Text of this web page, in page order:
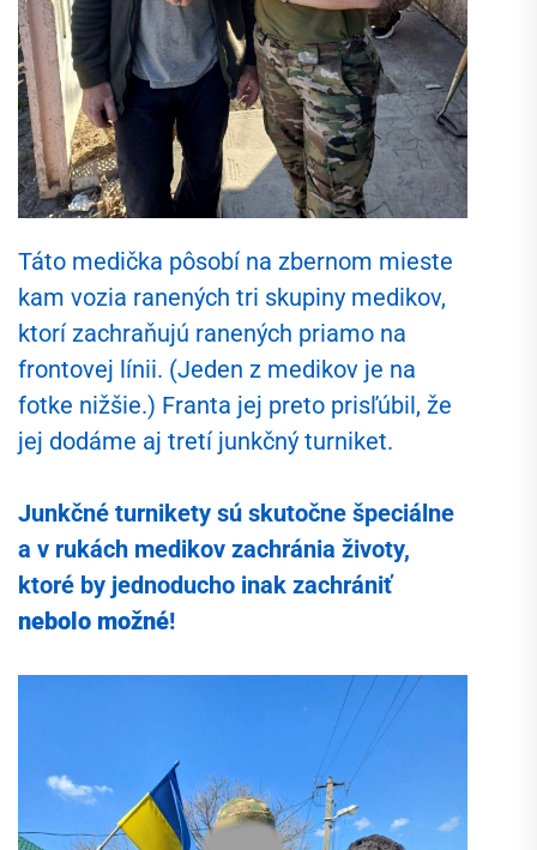
Táto medička pôsobí na zbernom mieste
kam vozia ranených tri skupiny medikov,
ktorí zachraňujú ranených priamo na
frontovej línii. (Jeden z medikov je na
fotke nižšie.) Franta jej preto prisľúbil, že
jej dodáme aj tretí junkčný turniket.
Junkčné turnikety sú skutočne špeciálne
a v rukách medikov zachránia životy,
ktoré by jednoducho inak zachrániť
nebolo možné!